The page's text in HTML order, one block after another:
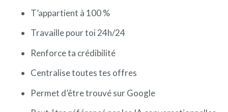
T’appartient à 100 %
Travaille pour toi 24h/24
Renforce ta crédibilité
Centralise toutes tes offres
Permet d’être trouvé sur Google